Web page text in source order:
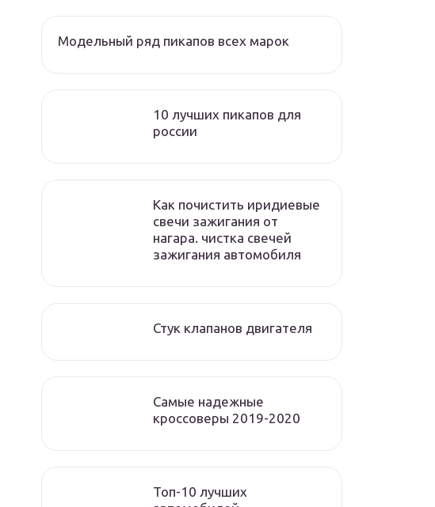
Модельный ряд пикапов всех марок
10 лучших пикапов для
россии
Как почистить иридиевые
свечи зажигания от
нагара. чистка свечей
зажигания автомобиля
Стук клапанов двигателя
Самые надежные
кроссоверы 2019-2020
Топ-10 лучших